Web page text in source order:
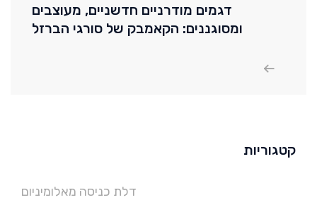
דגמים מודרניים חדשניים, מעוצבים
ומסוגננים: הקאמבק של סורגי הברזל
קטגוריות
דלת כניסה מאלומיניום